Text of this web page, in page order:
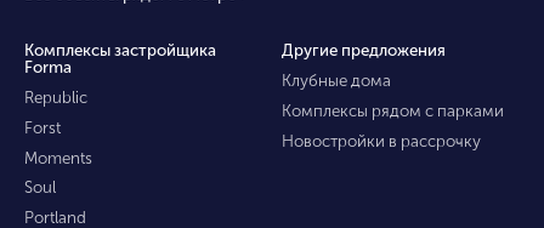
Комплексы застройщика
Forma
Republic
Forst
Moments
Soul
Portland
Другие предложения
Клубные дома
Комплексы рядом с парками
Новостройки в рассрочку